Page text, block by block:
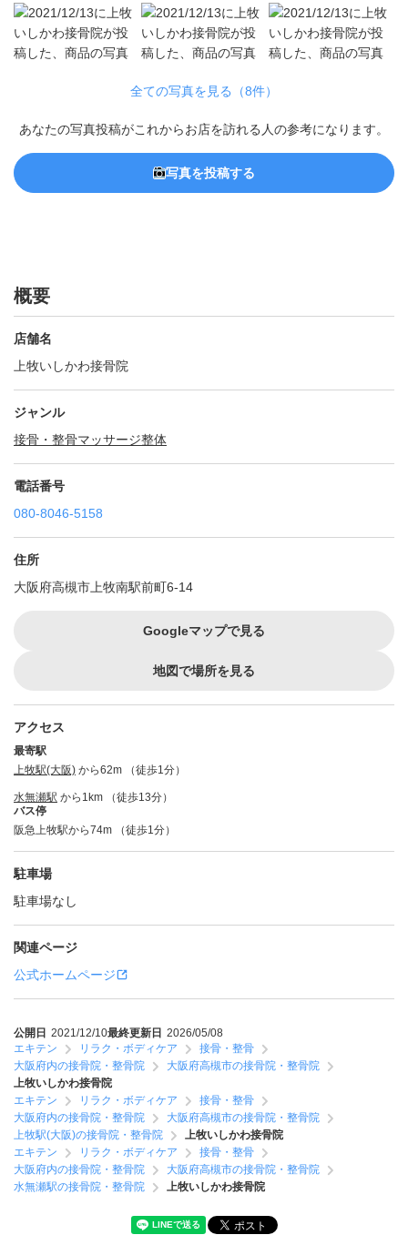
全ての写真を見る（8件）
あなたの写真投稿がこれからお店を訪れる人の参考になります。
写真を投稿する
概要
店舗名
上牧いしかわ接骨院
ジャンル
接骨・整骨マッサージ整体
電話番号
080-8046-5158
住所
大阪府高槻市上牧南駅前町6-14
Googleマップで見る
地図で場所を見る
アクセス
最寄駅
上牧駅(大阪) から62m （徒歩1分）
水無瀬駅 から1km （徒歩13分）
バス停
阪急上牧駅から74m （徒歩1分）
駐車場
駐車場なし
関連ページ
公式ホームページ
公開日 2021/12/10最終更新日 2026/05/08
エキテン
リラク・ボディケア
接骨・整骨
大阪府内の接骨院・整骨院
大阪府高槻市の接骨院・整骨院
上牧いしかわ接骨院
エキテン
リラク・ボディケア
接骨・整骨
大阪府内の接骨院・整骨院
大阪府高槻市の接骨院・整骨院
上牧駅(大阪)の接骨院・整骨院
上牧いしかわ接骨院
エキテン
リラク・ボディケア
接骨・整骨
大阪府内の接骨院・整骨院
大阪府高槻市の接骨院・整骨院
水無瀬駅の接骨院・整骨院
上牧いしかわ接骨院